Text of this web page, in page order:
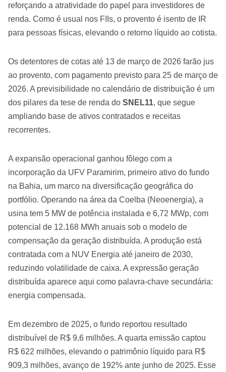
reforçando a atratividade do papel para investidores de
renda. Como é usual nos FIIs, o provento é isento de IR
para pessoas físicas, elevando o retorno líquido ao cotista.
Os detentores de cotas até 13 de março de 2026 farão jus
ao provento, com pagamento previsto para 25 de março de
2026. A previsibilidade no calendário de distribuição é um
dos pilares da tese de renda do SNEL11, que segue
ampliando base de ativos contratados e receitas
recorrentes.
A expansão operacional ganhou fôlego com a
incorporação da UFV Paramirim, primeiro ativo do fundo
na Bahia, um marco na diversificação geográfica do
portfólio. Operando na área da Coelba (Neoenergia), a
usina tem 5 MW de potência instalada e 6,72 MWp, com
potencial de 12.168 MWh anuais sob o modelo de
compensação da geração distribuída. A produção está
contratada com a NUV Energia até janeiro de 2030,
reduzindo volatilidade de caixa. A expressão geração
distribuída aparece aqui como palavra-chave secundária:
energia compensada.
Em dezembro de 2025, o fundo reportou resultado
distribuível de R$ 9,6 milhões. A quarta emissão captou
R$ 622 milhões, elevando o patrimônio líquido para R$
909,3 milhões, avanço de 192% ante junho de 2025. Esse